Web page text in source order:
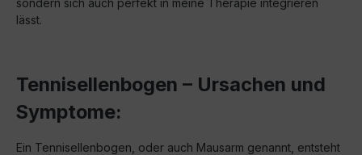
sondern sich auch perfekt in meine Therapie integrieren
lässt.
Tennisellenbogen – Ursachen und
Symptome:
Ein Tennisellenbogen, oder auch Mausarm genannt, entsteht